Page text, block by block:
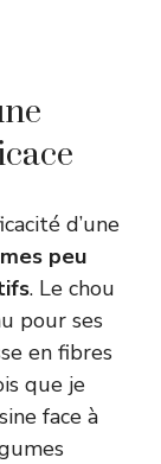
d’une
peu
. Le chou
pour ses
en fibres
que je
face à